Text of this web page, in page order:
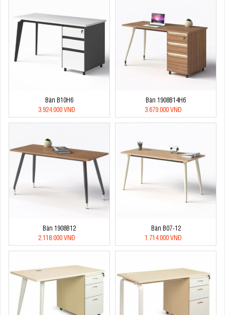
Bàn B10H6
3.924.000 VNĐ
Bàn 1908B14H6
3.679.000 VNĐ
Bàn 1908B12
2.118.000 VNĐ
Bàn B07-12
1.714.000 VNĐ